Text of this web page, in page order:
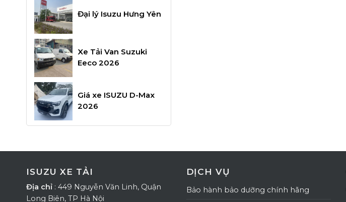
Đại lý Isuzu Hưng Yên
Xe Tải Van Suzuki
Eeco 2026
Giá xe ISUZU D-Max
2026
ISUZU XE TẢI
Địa chỉ : 449 Nguyễn Văn Linh, Quận
Long Biên, TP Hà Nội
DỊCH VỤ
Bảo hành bảo dưỡng chính hãng